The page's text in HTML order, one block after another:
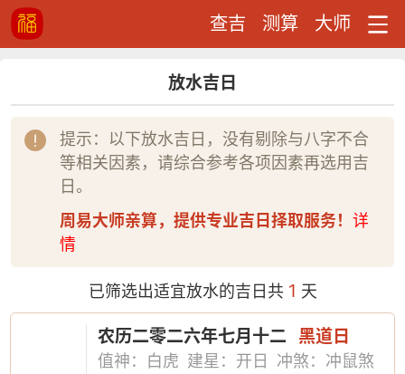
查吉 测算 大师
放水吉日
提示：以下放水吉日，没有剔除与八字不合
等相关因素，请综合参考各项因素再选用吉
日。
周易大师亲算，提供专业吉日择取服务！ 详
情
已筛选出适宜放水的吉日共1 天
农历二零二六年七月十二 黑道日
值神：白虎 建星：开日
冲煞：冲鼠煞